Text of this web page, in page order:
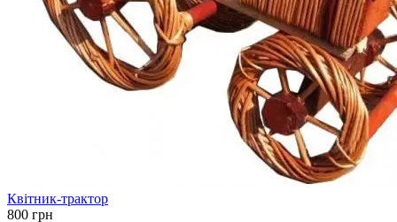
Квітник-трактор
800 грн